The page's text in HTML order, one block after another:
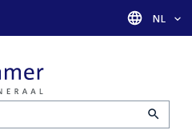
Taal
NL